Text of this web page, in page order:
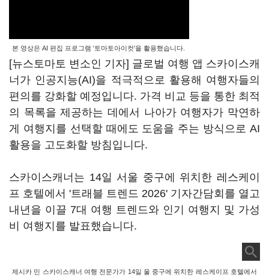
본 영상은 AI 편집 프로그램 '토마토아이컷'을 활용했습니다.
[뉴스토마토 변소인 기자] 글로벌 여행 앱 스카이스캐
너가 인공지능(AI)을 적극적으로 활용해 여행자들의
편의를 강화할 예정입니다. 가격 비교 등을 통한 최적
의 목록을 제공하는 데에서 나아가 여행자가 막연하
게 여행지를 선택할 때에도 도움을 주는 방식으로 AI
활용을 고도화할 방침입니다.
스카이스캐너는 14일 서울 중구에 위치한 레스케이
프 호텔에서 '트래블 트렌드 2026' 기자간담회를 열고
내년을 이끌 7대 여행 트렌드와 인기 여행지 및 가성
비 여행지를 발표했습니다.
제시카 민 스카이스캐너 여행 전문가가 14일 울 중구에 위치한 레스케이프 호텔에서